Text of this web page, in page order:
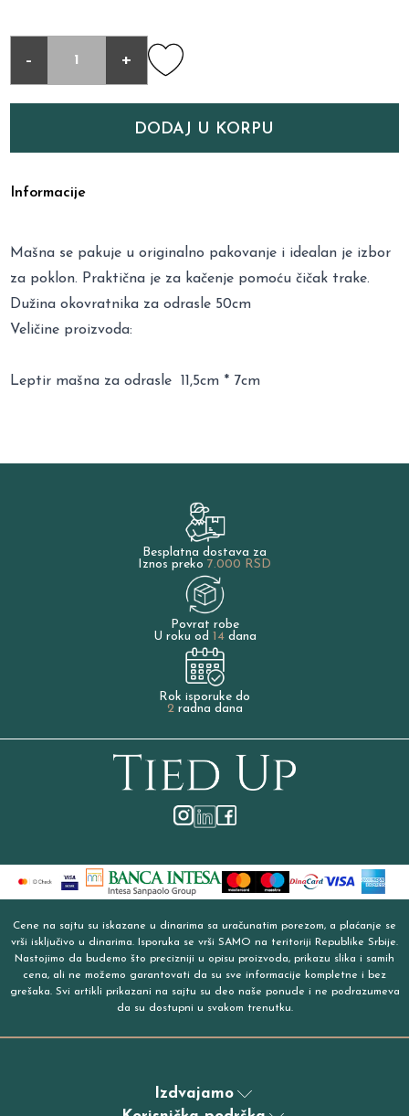
- +
DODAJ U KORPU
Informacije
Mašna se pakuje u originalno pakovanje i idealan je izbor
za poklon. Praktična je za kačenje pomoću čičak trake.
Dužina okovratnika za odrasle 50cm
Veličine proizvoda:
Leptir mašna za odrasle 11,5cm * 7cm
Besplatna dostava za
Iznos preko 7.000 RSD
Povrat robe
U roku od 14dana
Rok isporuke do
2radna dana
Cene na sajtu su iskazane u dinarima sa uračunatim porezom, a plaćanje se
vrši isključivo u dinarima. Isporuka se vrši SAMO na teritoriji Republike Srbije.
Nastojimo da budemo što precizniji u opisu proizvoda, prikazu slika i samih
cena, ali ne možemo garantovati da su sve informacije kompletne i bez
grešaka. Svi artikli prikazani na sajtu su deo naše ponude i ne podrazumeva
da su dostupni u svakom trenutku.
Izdvajamo